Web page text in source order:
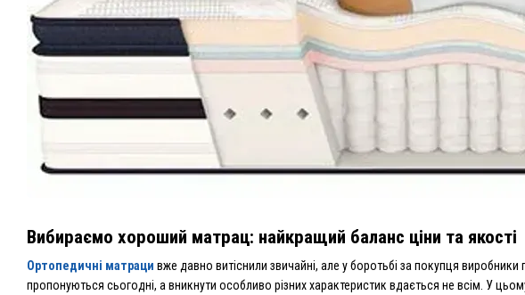
Вибираємо хороший матрац: найкращий баланс ціни та якості
Ортопедичні матраци вже давно витіснили звичайні, але у боротьбі за покупця
пропонуються сьогодні, а вникнути особливо різних характеристик вдається не всім. У